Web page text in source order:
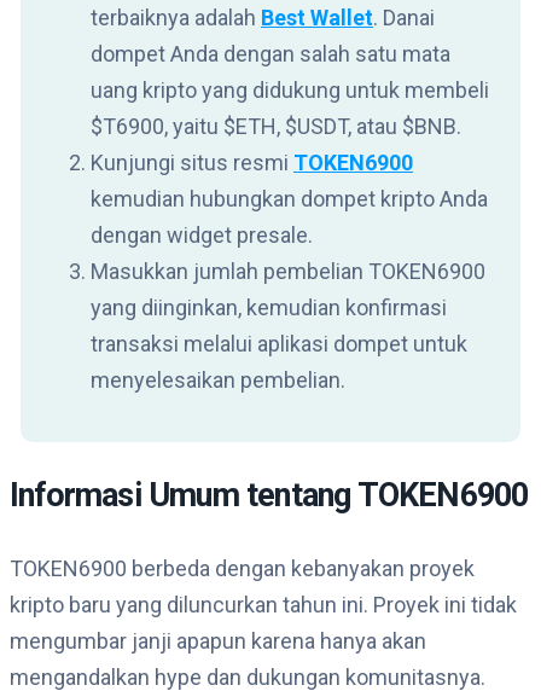
terbaiknya adalah Best Wallet. Danai
dompet Anda dengan salah satu mata
uang kripto yang didukung untuk membeli
$T6900, yaitu $ETH, $USDT, atau $BNB.
Kunjungi situs resmi TOKEN6900
kemudian hubungkan dompet kripto Anda
dengan widget presale.
Masukkan jumlah pembelian TOKEN6900
yang diinginkan, kemudian konfirmasi
transaksi melalui aplikasi dompet untuk
menyelesaikan pembelian.
Informasi Umum tentang TOKEN6900
TOKEN6900 berbeda dengan kebanyakan proyek
kripto baru yang diluncurkan tahun ini. Proyek ini tidak
mengumbar janji apapun karena hanya akan
mengandalkan hype dan dukungan komunitasnya.